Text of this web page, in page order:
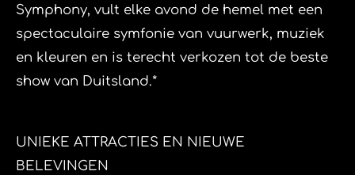
Symphony, vult elke avond de hemel met een
spectaculaire symfonie van vuurwerk, muziek
en kleuren en is terecht verkozen tot de beste
show van Duitsland.*
​UNIEKE ATTRACTIES EN NIEUWE
BELEVINGEN